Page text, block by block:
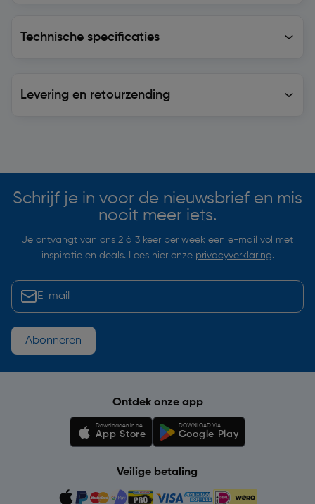
Technische specificaties
Levering en retourzending
Schrijf je in voor de nieuwsbrief en mis
nooit meer iets.
Je ontvangt van ons 2 à 3 keer per week een e-mail vol met
inspiratie en deals. Lees hier onze privacyverklaring.
Abonneren
Ontdek onze app
Downloaden in de
App Store
DOWNLOAD VIA
Google Play
Veilige betaling